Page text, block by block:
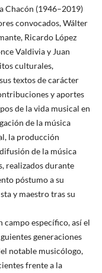
Chacón (1946–2019)
convocados, Wálter
Ricardo López
Valdivia y Juan
culturales,
textos de carácter
y aportes
de la vida musical en
de la música
la producción
de la música
realizados durante
póstumo a su
y maestro tras su
campo específico, así el
generaciones
notable musicólogo,
frente a la